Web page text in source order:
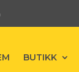
BUTIKK